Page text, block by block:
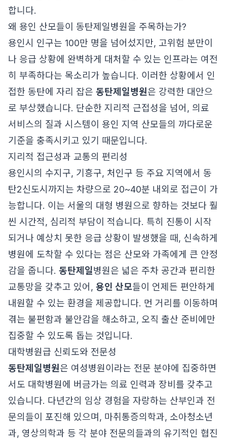
합니다.
왜 용인 산모들이 동탄제일병원을 주목하는가?
용인시 인구는 100만 명을 넘어섰지만, 고위험 분만이
나 응급 상황에 완벽하게 대처할 수 있는 인프라는 여전
히 부족하다는 목소리가 높습니다. 이러한 상황에서 인
접한 동탄에 자리 잡은 동탄제일병원은 강력한 대안으
로 부상했습니다. 단순한 지리적 근접성을 넘어, 의료
서비스의 질과 시스템이 용인 지역 산모들의 까다로운
기준을 충족시키고 있기 때문입니다.
지리적 접근성과 교통의 편리성
용인시의 수지구, 기흥구, 처인구 등 주요 지역에서 동
탄2신도시까지는 차량으로 20~40분 내외로 접근이 가
능합니다. 이는 서울의 대형 병원으로 향하는 것보다 훨
씬 시간적, 심리적 부담이 적습니다. 특히 진통이 시작
되거나 예상치 못한 응급 상황이 발생했을 때, 신속하게
병원에 도착할 수 있다는 점은 산모와 가족에게 큰 안정
감을 줍니다. 동탄제일병원은 넓은 주차 공간과 편리한
교통망을 갖추고 있어, 용인 산모들이 언제든 편안하게
내원할 수 있는 환경을 제공합니다. 먼 거리를 이동하며
겪는 불편함과 불안감을 해소하고, 오직 출산 준비에만
집중할 수 있도록 돕는 것입니다.
대학병원급 신뢰도와 전문성
동탄제일병원은 여성병원이라는 전문 분야에 집중하면
서도 대학병원에 버금가는 의료 인력과 장비를 갖추고
있습니다. 다년간의 임상 경험을 자랑하는 산부인과 전
문의들이 포진해 있으며, 마취통증의학과, 소아청소년
과, 영상의학과 등 각 분야 전문의들과의 유기적인 협진